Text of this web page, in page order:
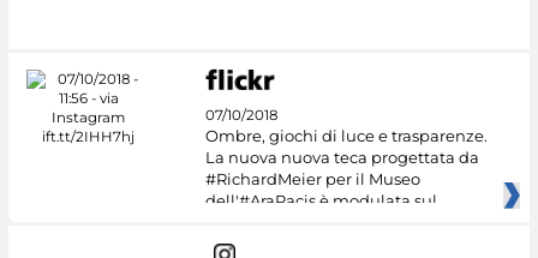
07/10/2018
Ombre, giochi di luce e trasparenze.
La nuova nuova teca progettata da
#RichardMeier per il Museo
dell'#AraPacis è modulata sul